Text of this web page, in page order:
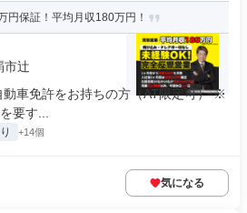
円保証！平均月収180万円！
市辻
車免許をお持ちの方（AT限定可） ※
要す...
+14個
気になる